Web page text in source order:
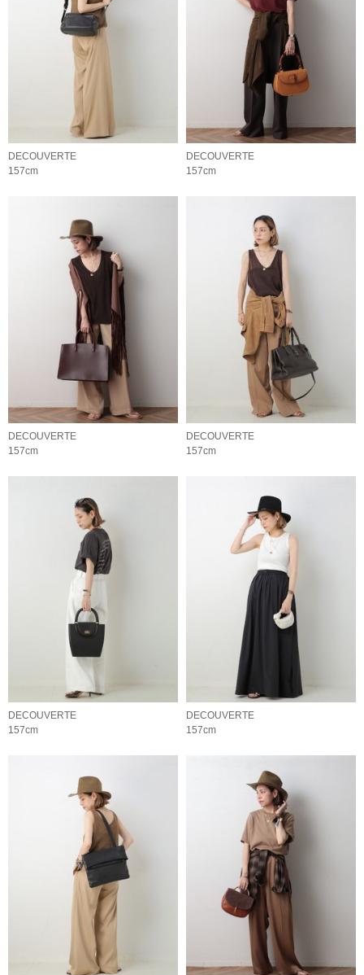
DECOUVERTE
157cm
DECOUVERTE
157cm
DECOUVERTE
157cm
DECOUVERTE
157cm
DECOUVERTE
157cm
DECOUVERTE
157cm